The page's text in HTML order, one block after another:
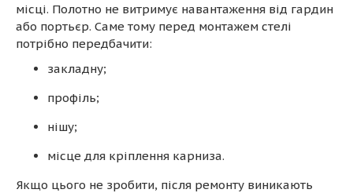
місці. Полотно не витримує навантаження від гардин
або портьєр. Саме тому перед монтажем стелі
потрібно передбачити:
закладну;
профіль;
нішу;
місце для кріплення карниза.
Якщо цього не зробити, після ремонту виникають